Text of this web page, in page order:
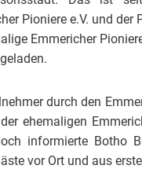
Pioniere e.V. und der
Emmericher
durch den
ehemaligen
informierte Botho
vor Ort und aus